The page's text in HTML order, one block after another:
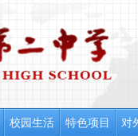
校园生活 特色项目 对